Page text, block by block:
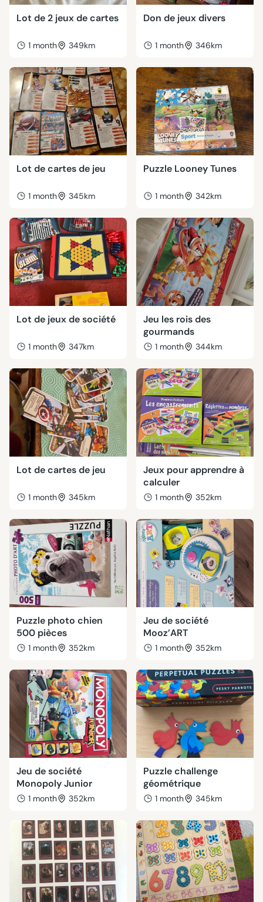
Lot de 2 jeux de cartes
1 month 349km
Don de jeux divers
1 month 346km
Lot de cartes de jeu
1 month 345km
Puzzle Looney Tunes
1 month 342km
Lot de jeux de société
1 month 347km
Jeu les rois des
gourmands
1 month 344km
Lot de cartes de jeu
1 month 345km
Jeux pour apprendre à
calculer
1 month 352km
Puzzle photo chien
500 pièces
1 month 352km
Jeu de société
Mooz’ART
1 month 352km
Jeu de société
Monopoly Junior
1 month 352km
Puzzle challenge
géométrique
1 month 345km